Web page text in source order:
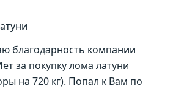
благодарность компании
за покупку лома латуни
на 720 кг). Попал к Вам по